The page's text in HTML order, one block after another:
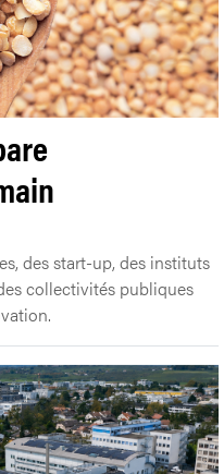
des start-up, des instituts
collectivités publiques